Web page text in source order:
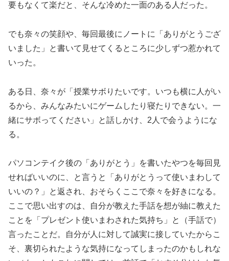
要もなくて楽だと、そんな冷めた一面のある人だった。
でも奈々の笑顔や、毎回最後にノートに「ありがとうござ
いました」と書いて見せてくるところに少しずつ惹かれて
いった。
ある日、奈々が「授業サボりたいです。いつも横に人がい
るから、みんなみたいにゲームしたり寝たりできない。一
緒にサボってください」と話しかけ、2人で会うようにな
る。
パソコンテイク後の「ありがとう」を書いたやつを毎回見
せればいいのに、と言うと「ありがとうって使いまわして
いいの？」と返され、おそらくここで奈々を好きになる。
ここで思い出すのは、自分が教えた手話を想が紬に教えた
ことを「プレゼント使いまわされた気持ち」と（手話で）
言ったことだ。自分が人に対して誠実に接していたからこ
そ、裏切られたような気持になってしまったのかもしれな